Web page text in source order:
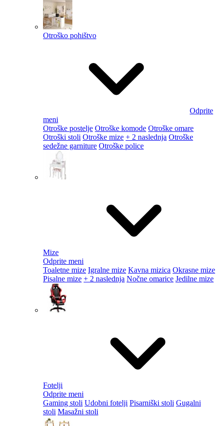
Otroško pohištvo
Odprite
meni
Otroške postelje Otroške komode Otroške omare
Otroški stoli Otroške mize + 2 naslednja Otroške
sedežne garniture Otroške police
Mize
Odprite meni
Toaletne mize Igralne mize Kavna mizica Okrasne mize
Pisalne mize + 2 naslednja Nočne omarice Jedilne mize
Fotelji
Odprite meni
Gaming stoli Udobni fotelji Pisarniški stoli Gugalni
stoli Masažni stoli